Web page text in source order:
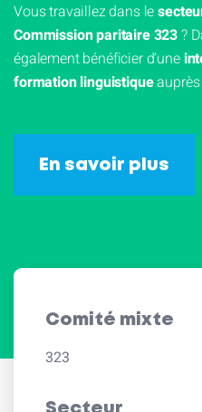
Vous travaillez dans le
Commission paritaire 323?
également bénéficier d’une
formation linguistique
En savoir plus
Comité mixte
323
Secteur